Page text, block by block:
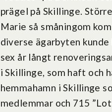
prägel på Skillinge.
Marie så småningom
diverse ägarbyten
sex år långt
i Skillinge, som haft och
hemmahamn i Skillinge
medlemmar och 715